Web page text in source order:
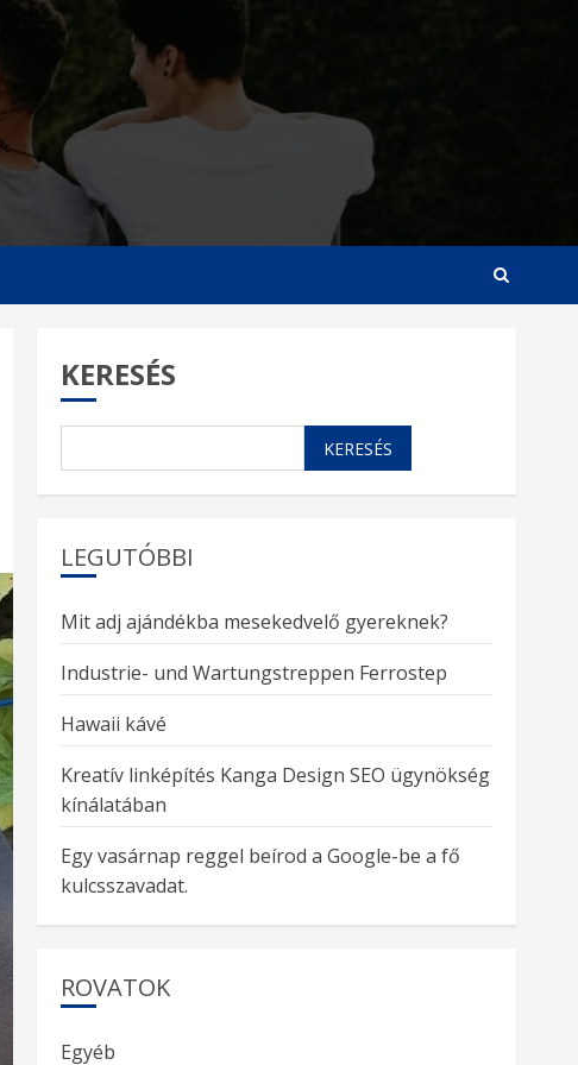
KERESÉS
KERESÉS
LEGUTÓBBI
Mit adj ajándékba mesekedvelő gyereknek?
Industrie- und Wartungstreppen Ferrostep
Hawaii kávé
Kreatív linképítés Kanga Design SEO ügynökség
kínálatában
Egy vasárnap reggel beírod a Google-be a fő
kulcsszavadat.
ROVATOK
Egyéb